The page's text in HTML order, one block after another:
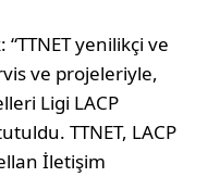
yenilikçi ve
ve projeleriyle,
Ligi LACP
TTNET, LACP
İletişim